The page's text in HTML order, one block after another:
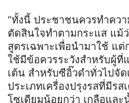
“ทั้งนี้ ประชาชนควรทำคว
ตัดสินใจทำตามกระแส แม้
สูตรเฉพาะเพื่อนำมาใช้ แ
ใช้มีข้อควรระวังสำหรับผู้ที่
เต้น สำหรับซีอิ๊วดำทั่วไปจั
ประเภทเครื่องปรุงรสที่มีร
โซเดียมน้อยกว่า เกลือและ